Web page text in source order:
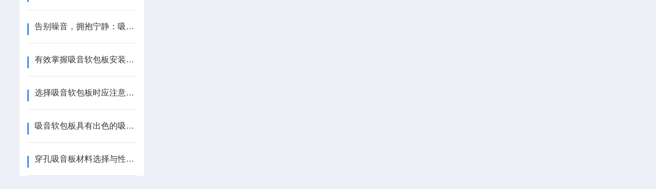
告别噪音，拥抱宁静：吸音软包板如何改变我们的生活
有效掌握吸音软包板安装方法提升室内声学效果
选择吸音软包板时应注意以下几点
吸音软包板具有出色的吸音和隔音性能，且适用于各种场景
穿孔吸音板材料选择与性能比较